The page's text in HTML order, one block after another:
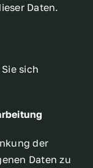
Daten.
sich
der
Daten zu